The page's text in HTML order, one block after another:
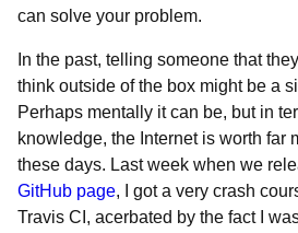
can solve your problem.
In the past, telling someone that
think outside of the box might be a
Perhaps mentally it can be, but in
knowledge, the Internet is worth far
these days. Last week when we
GitHub page, I got a very crash
Travis CI, acerbated by the fact I